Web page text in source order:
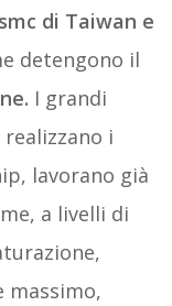
di Taiwan e
detengono il
I grandi
i
lavorano già
a livelli di
massimo,